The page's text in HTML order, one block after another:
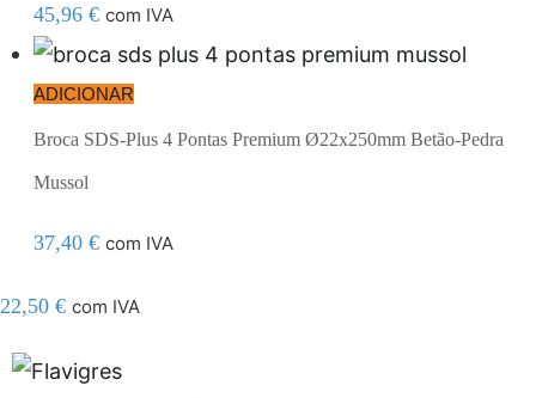
45,96 € com IVA
ADICIONAR
Broca SDS-Plus 4 Pontas Premium Ø22x250mm Betão-Pedra
Mussol
37,40 € com IVA
22,50 € com IVA
resmi adresi